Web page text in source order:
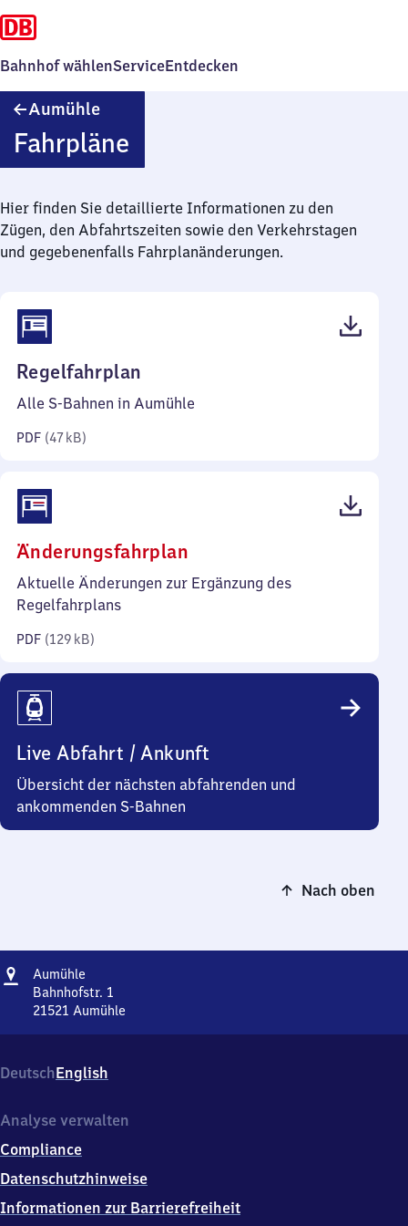
Bahnhof wählenServiceEntdecken
Aumühle
Fahrpläne
Hier finden Sie detaillierte Informationen zu den
Zügen, den Abfahrtszeiten sowie den Verkehrstagen
und gegebenenfalls Fahrplanänderungen.
Regelfahrplan
47
Alle S-Bahnen in Aumühle
PDF (47 kB)
Änderungsfahrplan
129
Aktuelle Änderungen zur Ergänzung des
Regelfahrplans
PDF (129 kB)
Live Abfahrt / Ankunft
Übersicht der nächsten abfahrenden und
ankommenden S-Bahnen
Nach oben
Adresse
Aumühle
Bahnhofstr. 1
21521 Aumühle
1,
2
5
1
Aumühle
DeutschEnglish
Analyse verwalten
Compliance
Datenschutzhinweise
Informationen zur Barrierefreiheit